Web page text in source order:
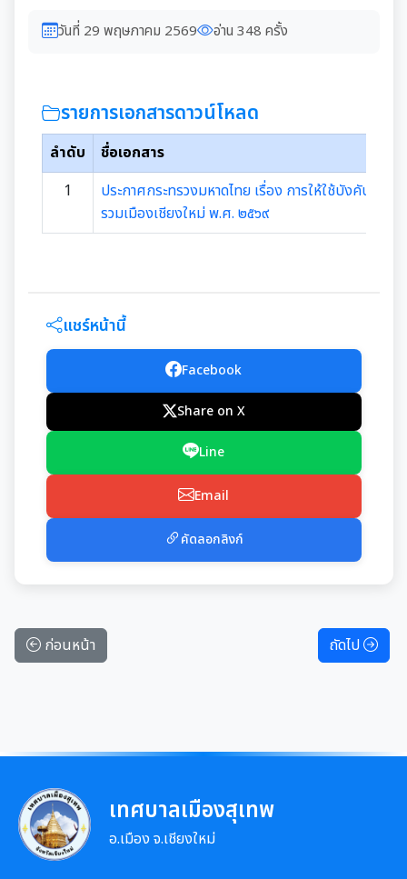
วันที่ 29 พฤษภาคม 2569 อ่าน 348 ครั้ง
รายการเอกสารดาวน์โหลด
ลำดับ
ชื่อเอกสาร
1
ประกาศกระทรวงมหาดไทย เรื่อง การให้ใช้บังคับผังเ
รวมเมืองเชียงใหม่ พ.ศ. ๒๕๖๙
แชร์หน้านี้
Facebook
Share on X
Line
Email
คัดลอกลิงก์
ก่อนหน้า ถัดไป
เทศบาลเมืองสุเทพ
อ.เมือง จ.เชียงใหม่